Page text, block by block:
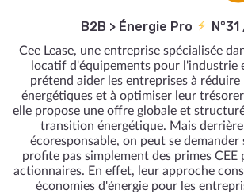
B2B > Énergie Pro
Cee Lease, une entreprise spécialisée
locatif d'équipements pour l'industrie
prétend aider les entreprises à réduire
énergétiques et à optimiser leur
elle propose une offre globale et
transition énergétique. Mais
écoresponsable, on peut se demander
profite pas simplement des primes CEE
actionnaires. En effet, leur approche
économies d'énergie pour les